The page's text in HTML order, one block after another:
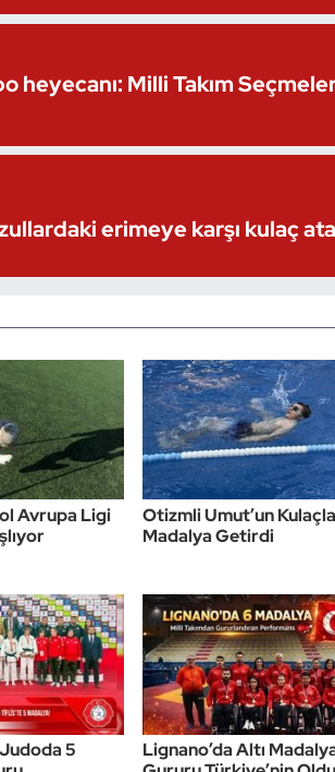
heyecanı: Milli Takım
erimeye karşı kulaç
Avrupa Ligi
Otizmli Umut’un
Madalya Getirdi
5
Lignano’da Altı